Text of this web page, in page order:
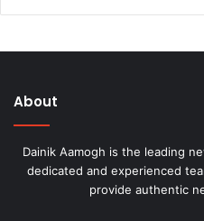
About
Dainik Aamogh is the leading
dedicated and experienced
provide authentic